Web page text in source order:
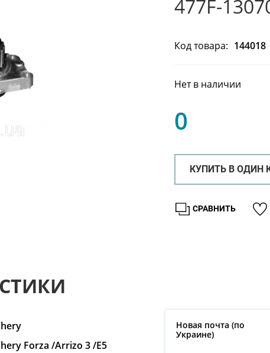
477F-
Код товара: 144018
Нет в наличии
0
КУПИТЬ В ОДИН
СРАВНИТЬ
Forza /Arrizo 3 /E5
Новая почта (по
Украине)